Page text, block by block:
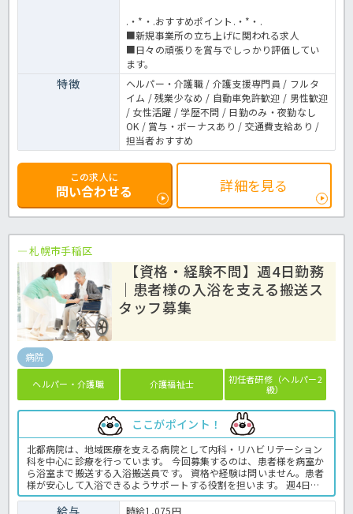
.・*・.おすすめポイント.・*・.
■新規事業所の立ち上げに関われる求人
■日々の頑張りを賞与でしっかり評価してい
ます。
特徴
ヘルパー・介護職 / 介護支援専門員 / フルタ
イム / 残業少なめ / 自動車免許歓迎 / 男性歓迎
/ 女性活躍 / 学歴不問 / 日勤のみ・夜勤なし
OK / 賞与・ボーナスあり / 交通費支給あり /
担当者おすすめ
この求人に
問い合わせる 詳細を見る
札幌市手稲区
【資格・経験不問】週4日勤務
｜患者様の入浴を支える搬送ス
タッフ募集
病院
ヘルパー・介護職 介護福祉士
初任者研修（ヘルパー2
級）
ここがポイント！
北都病院は、地域医療を支える病院として内科・リハビリテーション
科を中心に診療を行っています。 今回募集するのは、患者様を病室か
ら浴室まで搬送する入浴搬送員です。 資格や経験は問いません。患者
様が安心して入浴できるようサポートする役割を担います。 週4日・9
時から16時までの勤務で、土日祝休みのため、家庭やプライベートと
の両立を目指したい方にもおすすめです。 病院での入浴業務全般で
給与 時給1,075円